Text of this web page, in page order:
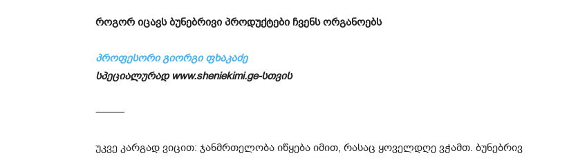
როგორ იცავს ბუნებრივი პროდუქტები ჩვენს ორგანოებს
პროფესორი გიორგი ფხაკაძე
სპეციალურად www.sheniekimi.ge-სთვის
⸻
უკვე კარგად ვიცით: ჯანმრთელობა იწყება იმით, რასაც ყოველდღე ვჭამთ. ბუნებრივ